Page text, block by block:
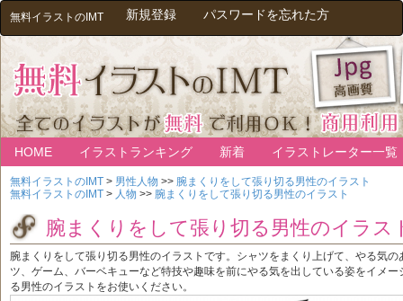
無料イラストのIMT 新規登録 パスワードを忘れた方
HOME イラストランキング 新着 イラストレーター一覧
無料イラストのIMT > 男性人物 >> 腕まくりをして張り切る男性のイラスト
無料イラストのIMT > 人物 >> 腕まくりをして張り切る男性のイラスト
腕まくりをして張り切る男性のイラス
腕まくりをして張り切る男性のイラストです。シャツをまくり上げて、やる気
ツ、ゲーム、バーベキューなど特技や趣味を前にやる気を出している姿をイメ
る男性のイラストをお使いください。